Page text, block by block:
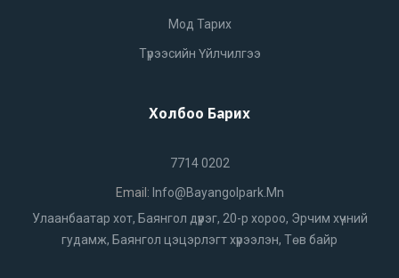
Мод Тарих
Түрээсийн Үйлчилгээ
Холбоо Барих
7714 0202
Email: Info@bayangolpark.mn
Улаанбаатар хот, Баянгол дүүрэг, 20-р хороо, Эрчим хүчний
гудамж, Баянгол цэцэрлэгт хүрээлэн, Төв байр